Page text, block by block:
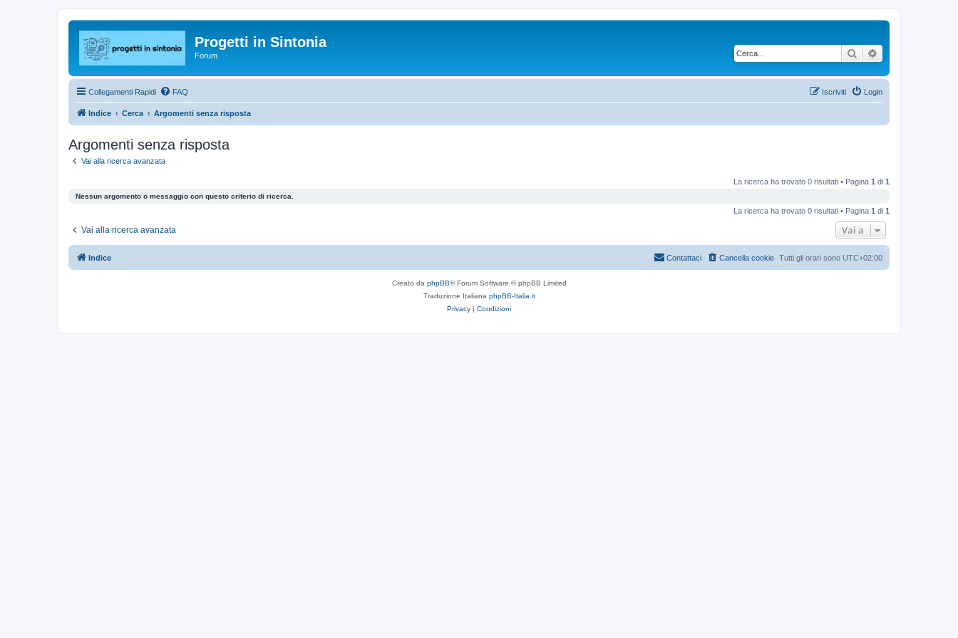
Progetti in Sintonia
Forum Cerca
Collegamenti Rapidi FAQ Login
Iscriviti
Indice Cerca Argomenti senza risposta
Argomenti senza risposta
Vai alla ricerca avanzata
La ricerca ha trovato 0 risultati • Pagina 1 di 1
Nessun argomento o messaggio con questo criterio di ricerca.
La ricerca ha trovato 0 risultati • Pagina 1 di 1
Vai alla ricerca avanzata Vai a
Indice Tutti gli orari sono UTC+02:00
Cancella cookie
Contattaci
Creato da phpBB® Forum Software © phpBB Limited
Traduzione Italiana phpBB-Italia.it
Privacy | Condizioni